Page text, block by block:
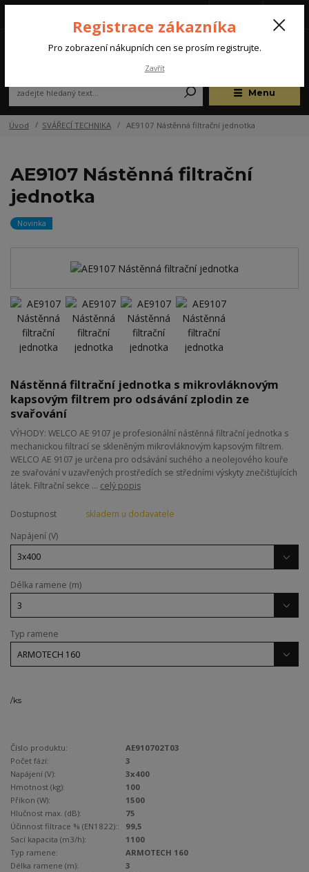
Menu
(Po-Pá, 07:00-15:30 hod.)
Úvod SVÁŘECÍ TECHNIKA AE9107 Nástěnná filtrační jednotka
AE9107 Nástěnná filtrační
jednotka
Novinka
Nástěnná filtrační jednotka s mikrovláknovým
kapsovým filtrem pro odsávání zplodin ze
svařování
VÝHODY: WELCO AE 9107 je profesionální nástěnná filtrační jednotka s
mechanickou filtrací se skleněným mikrovláknovým kapsovým filtrem.
WELCO AE 9107 je určena pro odsávání suchého a neolejového kouře
ze svařování v uzavřených prostředích se středními výskyty znečišťujících
látek. Filtrační sekce ... celý popis
Dostupnost
skladem u dodavatele
Napájení (V)
Délka ramene (m)
Typ ramene
/ks
Číslo produktu:
AE910702T03
Počet fází:
3
Napájení (V):
3x400
Hmotnost (kg):
100
Příkon (W):
1500
Hlučnost max. (dB):
75
Účinnost filtrace % (EN1822)::
99,5
Sací kapacita (m3/h):
1100
Typ ramene:
ARMOTECH 160
Délka ramene (m):
3
Registrace zákazníka
Pro zobrazení nákupních cen se prosím registrujte.
Zavřít